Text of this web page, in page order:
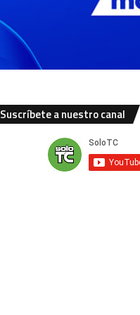
Suscríbete a nuestro canal